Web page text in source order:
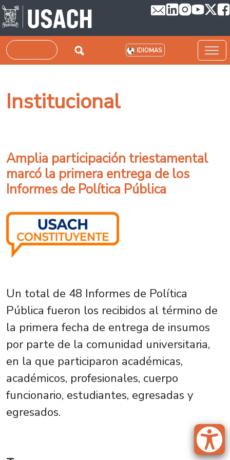
Pasar al contenido principal
Buscar IDIOMAS
Institucional
Amplia participación triestamental
marcó la primera entrega de los
Informes de Política Pública
Un total de 48 Informes de Política
Pública fueron los recibidos al término de
la primera fecha de entrega de insumos
por parte de la comunidad universitaria,
en la que participaron académicas,
académicos, profesionales, cuerpo
funcionario, estudiantes, egresadas y
egresados.